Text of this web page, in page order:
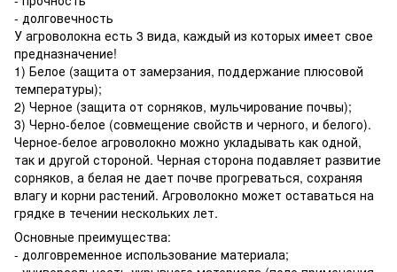
- долговечность
У агроволокна есть 3 вида, каждый из которых имеет свое
предназначение!
1) Белое (защита от замерзания, поддержание плюсовой
температуры);
2) Черное (защита от сорняков, мульчирование почвы);
3) Черно-белое (совмещение свойств и черного, и белого).
Черное-белое агроволокно можно укладывать как одной,
так и другой стороной. Черная сторона подавляет развитие
сорняков, а белая не дает почве прогреваться, сохраняя
влагу и корни растений. Агроволокно может оставаться на
грядке в течении нескольких лет.
Основные преимущества:
- долговременное использование материала;